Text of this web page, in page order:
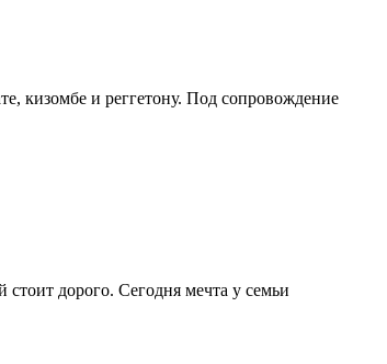
кизомбе и реггетону. Под сопровождение
дорого. Сегодня мечта у семьи